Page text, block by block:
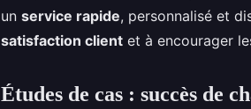
un service rapide, personnalisé et
satisfaction client et à encourager
Études de cas : succès de